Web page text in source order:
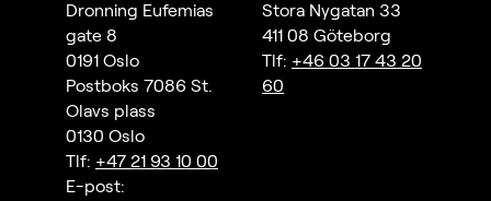
Dronning Eufemias
gate 8
0191 Oslo
Postboks 7086 St.
Olavs plass
0130 Oslo
Tlf: +47 21 93 10 00
E-post:
Stora Nygatan 33
411 08 Göteborg
Tlf: +46 03 17 43 20
60